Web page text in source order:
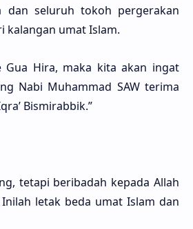
dan seluruh tokoh pergerakan
kalangan umat Islam.
Gua Hira, maka kita akan ingat
Nabi Muhammad SAW terima
Bismirabbik.”
tetapi beribadah kepada Allah
letak beda umat Islam dan